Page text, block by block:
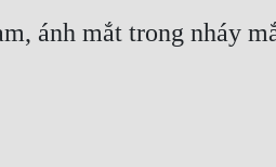
ánh mắt trong nháy